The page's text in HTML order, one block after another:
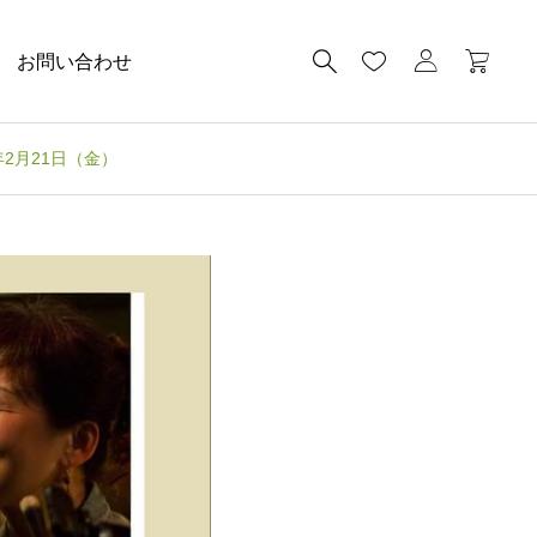
お問い合わせ
月21日（金）